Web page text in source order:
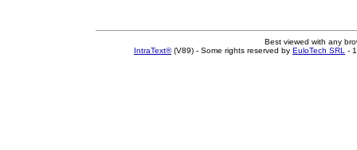
Best viewed with any
IntraText®(V89) - Some rights reserved by EuloTech SRL -